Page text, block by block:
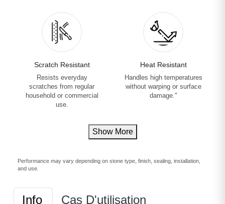
Scratch Resistant
Resists everyday
scratches from regular
household or commercial
use.
Heat Resistant
Handles high temperatures
without warping or surface
damage."
Show More
Performance may vary depending on stone type, finish, sealing, installation,
and use.
Info Cas D'utilisation